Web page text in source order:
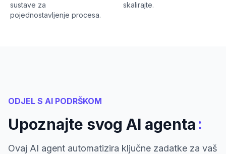
sustave za
pojednostavljenje procesa.
skalirajte.
ODJEL S AI PODRŠKOM
Upoznajte svog AI agenta:
Ovaj AI agent automatizira ključne zadatke za vaš